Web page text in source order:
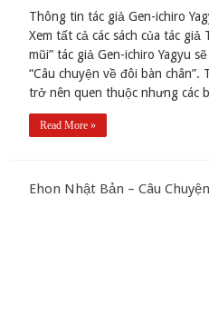
Thông tin tác giả Gen-ichiro
Xem tất cả các sách của tác
mũi” tác giả Gen-ichiro Yagyu
“Câu chuyện về đôi bàn
trở nên quen thuộc nhưng các
Read More »
Ehon Nhật Bản – Câu